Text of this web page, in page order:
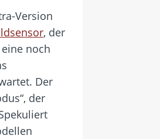
Version
, der
noch
Der
der